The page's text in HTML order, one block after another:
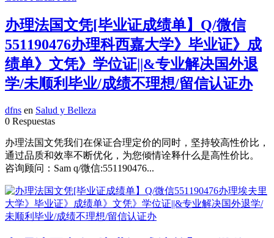
办理法国文凭[毕业证成绩单】Q/微信
551190476办理科西嘉大学》毕业证》成
绩单》文凭》学位证||&专业解决国外退
学/未顺利毕业/成绩不理想/留信认证办
dfns en Salud y Belleza
0 Respuestas
办理法国文凭我们在保证合理定价的同时，坚持较高性价比，
通过品质和效率不断优化，为您倾情诠释什么是高性价比。
咨询顾问：Sam q/微信:551190476...